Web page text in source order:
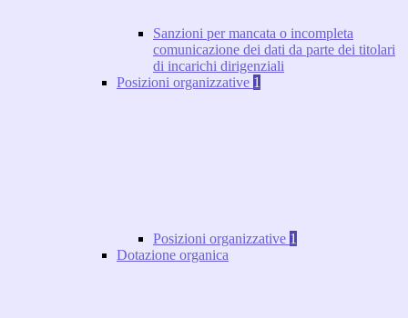
Sanzioni per mancata o incompleta
comunicazione dei dati da parte dei titolari
di incarichi dirigenziali
Posizioni organizzative 1
Posizioni organizzative 1
Dotazione organica